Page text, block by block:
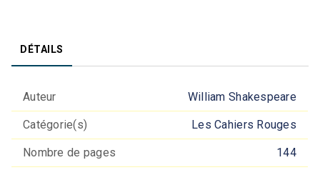
DÉTAILS
Auteur William Shakespeare
Catégorie(s) Les Cahiers Rouges
Nombre de pages 144